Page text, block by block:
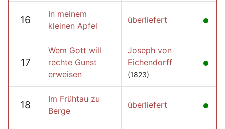
16
In meinem
kleinen Apfel
überliefert
17
Wem Gott will
rechte Gunst
erweisen
Joseph von
Eichendorff
(1823)
18
Im Frühtau zu
Berge
überliefert